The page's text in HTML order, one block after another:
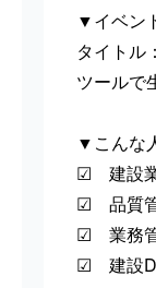
▼イベン
タイトル
ツールで
▼こんな
☑ 建設
☑ 品質管
☑ 業務管
☑ 建設